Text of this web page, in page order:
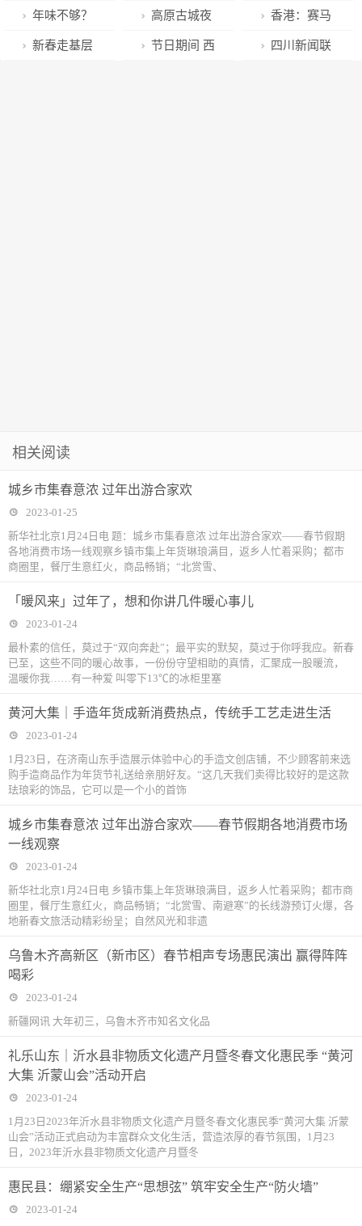
项目为发展蓄
势聚能
毒“打照面”，
专家为“未阳”
+丨高原古城
夜 市集灯火煌
年味不够？
快来循环播放
高原古城夜
市集灯火煌
香港：赛马
贺新年
新春走基层 节日期间 西 四川新闻联
相关阅读
城乡市集春意浓 过年出游合家欢
2023-01-25
新华社北京1月24日电 题：城乡市集春意浓 过年出游合家欢——春节假期
各地消费市场一线观察乡镇市集上年货琳琅满目，返乡人忙着采购；都市
商圈里，餐厅生意红火，商品畅销；“北赏雪、
「暖风来」过年了，想和你讲几件暖心事儿
2023-01-24
最朴素的信任，莫过于“双向奔赴”；最平实的默契，莫过于你呼我应。新春
已至，这些不同的暖心故事，一份份守望相助的真情，汇聚成一股暖流，
温暖你我……有一种爱 叫零下13℃的冰柜里塞
黄河大集｜手造年货成新消费热点，传统手工艺走进生活
2023-01-24
1月23日，在济南山东手造展示体验中心的手造文创店铺，不少顾客前来选
购手造商品作为年货节礼送给亲朋好友。“这几天我们卖得比较好的是这款
珐琅彩的饰品，它可以是一个小的首饰
城乡市集春意浓 过年出游合家欢——春节假期各地消费市场
一线观察
2023-01-24
新华社北京1月24日电 乡镇市集上年货琳琅满目，返乡人忙着采购；都市商
圈里，餐厅生意红火，商品畅销；“北赏雪、南避寒”的长线游预订火爆，各
地新春文旅活动精彩纷呈；自然风光和非遗
乌鲁木齐高新区（新市区）春节相声专场惠民演出 赢得阵阵
喝彩
2023-01-24
新疆网讯 大年初三，乌鲁木齐市知名文化品
礼乐山东｜沂水县非物质文化遗产月暨冬春文化惠民季 “黄河
大集 沂蒙山会”活动开启
2023-01-24
1月23日2023年沂水县非物质文化遗产月暨冬春文化惠民季“黄河大集 沂蒙
山会”活动正式启动为丰富群众文化生活，营造浓厚的春节氛围，1月23
日，2023年沂水县非物质文化遗产月暨冬
惠民县：绷紧安全生产“思想弦” 筑牢安全生产“防火墙”
2023-01-24